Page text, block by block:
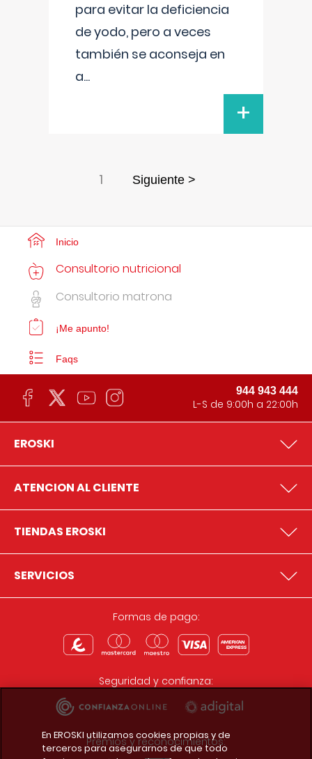
para evitar la deficiencia
de yodo, pero a veces
también se aconseja en
a...
+
1 Siguiente >
Inicio
Consultorio nutricional
Consultorio matrona
¡Me apunto!
Faqs
944 943 444
L-S de 9:00h a 22:00h
EROSKI
ATENCION AL CLIENTE
TIENDAS EROSKI
SERVICIOS
Formas de pago:
Seguridad y confianza:
Premios y reconocimientos:
En EROSKI utilizamos cookies propias y de
terceros para asegurarnos de que todo